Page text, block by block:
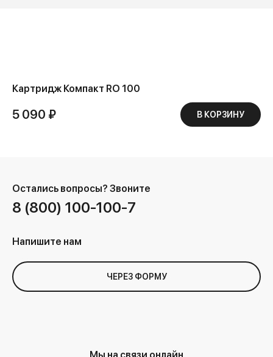
Картридж Компакт RO 100
5 090 ₽ В КОРЗИНУ
Остались вопросы? Звоните
8 (800) 100-100-7
Напишите нам
ЧЕРЕЗ ФОРМУ